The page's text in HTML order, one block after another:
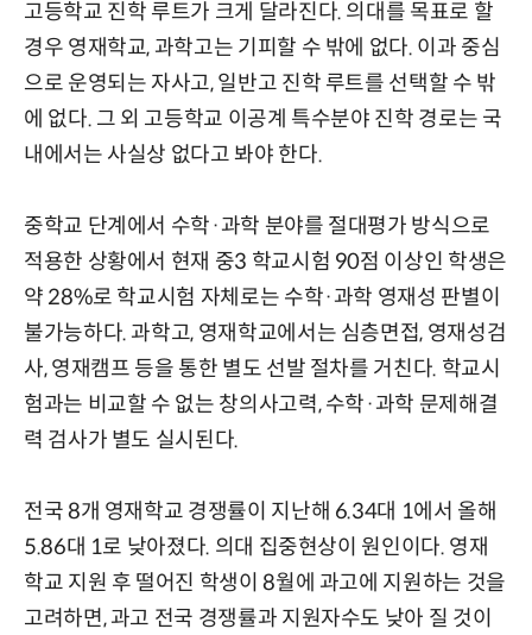
고등학교 진학 루트가 크게 달라진다. 의대를 목표로 할
경우 영재학교, 과학고는 기피할 수 밖에 없다. 이과 중심
으로 운영되는 자사고, 일반고 진학 루트를 선택할 수 밖
에 없다. 그 외 고등학교 이공계 특수분야 진학 경로는 국
내에서는 사실상 없다고 봐야 한다.
중학교 단계에서 수학·과학 분야를 절대평가 방식으로
적용한 상황에서 현재 중3 학교시험 90점 이상인 학생은
약 28%로 학교시험 자체로는 수학·과학 영재성 판별이
불가능하다. 과학고, 영재학교에서는 심층면접, 영재성검
사, 영재캠프 등을 통한 별도 선발 절차를 거친다. 학교시
험과는 비교할 수 없는 창의사고력, 수학·과학 문제해결
력 검사가 별도 실시된다.
전국 8개 영재학교 경쟁률이 지난해 6.34대 1에서 올해
5.86대 1로 낮아졌다. 의대 집중현상이 원인이다. 영재
학교 지원 후 떨어진 학생이 8월에 과고에 지원하는 것을
고려하면, 과고 전국 경쟁률과 지원자수도 낮아 질 것이